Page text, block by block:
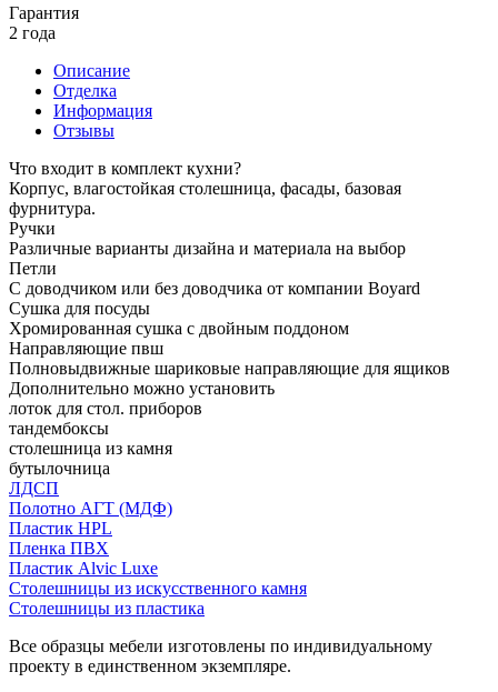
Гарантия
2 года
Описание
Отделка
Информация
Отзывы
Что входит в комплект кухни?
Корпус, влагостойкая столешница, фасады, базовая
фурнитура.
Ручки
Различные варианты дизайна и материала на выбор
Петли
С доводчиком или без доводчика от компании Boyard
Сушка для посуды
Хромированная сушка с двойным поддоном
Направляющие пвш
Полновыдвижные шариковые направляющие для ящиков
Дополнительно можно установить
лоток для стол. приборов
тандембоксы
столешница из камня
бутылочница
ЛДСП
Полотно АГТ (МДФ)
Пластик HPL
Пленка ПВХ
Пластик Alvic Luxe
Столешницы из искусственного камня
Столешницы из пластика
Все образцы мебели изготовлены по индивидуальному
проекту в единственном экземпляре.